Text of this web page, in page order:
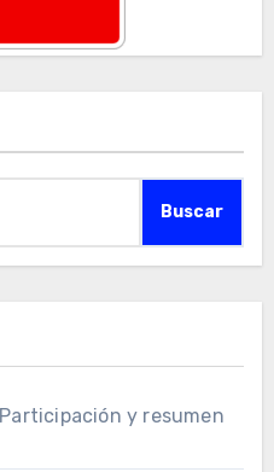
Buscar
y resumen